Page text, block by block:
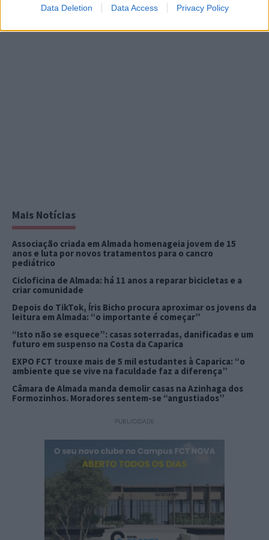
Data Deletion Data Access Privacy Policy
Mais Notícias
Associação criada em Almada homenageia jovem de 15
anos e luta por novos tratamentos para o cancro
pediátrico
Cicloficina de Almada: há 11 anos a reparar bicicletas e a
criar comunidade
Depois do TikTok, Íris Bicho procura aproximar os jovens da
leitura em Almada: “o importante é começar”
“Isto não se esquece”: casas soterradas, danificadas e um
futuro em suspenso na Costa da Caparica
EXPO FCT trouxe mais de 5 mil estudantes à Caparica: “o
ambiente que se vive na faculdade faz a diferença”
Câmara de Almada manda demolir casas na Azinhaga dos
Formozinhos. Moradores sentem-se “angustiados”
PUBLICIDADE